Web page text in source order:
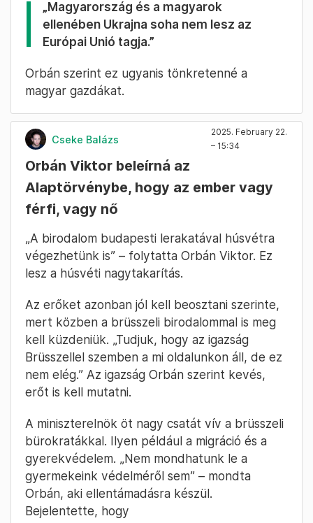
NATO-felügyelet alá”. A miniszterelnök
kifejtette, nem érti, miért gondolták az
„amerikai és európai liberálisok”, hogy erre
nem fog lépni Oroszország.
„Ukrajna, illetve ami maradt belőle, ismét
ütközőzóna lesz. Nem lesz NATO-tag. De lesz-
e az Európai Unió tagja?” – folytatta Orbán.
Amire azt mondta:
„Magyarország és a magyarok
ellenében Ukrajna soha nem lesz az
Európai Unió tagja.”
Orbán szerint ez ugyanis tönkretenné a
magyar gazdákat.
2025. February 22.
– 15:34
Orbán Viktor beleírná az
Alaptörvénybe, hogy az ember vagy
férfi, vagy nő
végezhetünk is” – folytatta Orbán Viktor. Ez
lesz a húsvéti nagytakarítás.
Az erőket azonban jól kell beosztani szerinte,
mert közben a brüsszeli birodalommal is meg
kell küzdeniük. „Tudjuk, hogy az igazság